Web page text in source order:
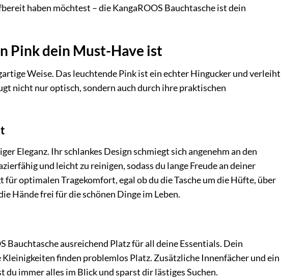
haben möchtest – die KangaROOS Bauchtasche ist dein
Pink dein Must-Have ist
Weise. Das leuchtende Pink ist ein echter Hingucker und verleiht
nicht nur optisch, sondern auch durch ihre praktischen
Eleganz. Ihr schlankes Design schmiegt sich angenehm an den
und leicht zu reinigen, sodass du lange Freude an deiner
optimalen Tragekomfort, egal ob du die Tasche um die Hüfte, über
Hände frei für die schönen Dinge im Leben.
ausreichend Platz für all deine Essentials. Dein
finden problemlos Platz. Zusätzliche Innenfächer und ein
immer alles im Blick und sparst dir lästiges Suchen.